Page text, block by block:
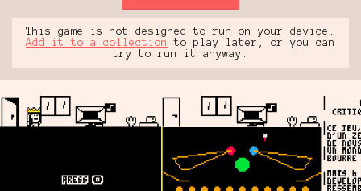
This game is not designed to run on your device.
Add it to a collection
to play later, or you can
try to run it anyway.